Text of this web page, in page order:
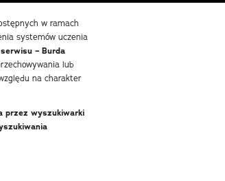
w ramach
systemów uczenia
– Burda
lub
na charakter
przez wyszukiwarki